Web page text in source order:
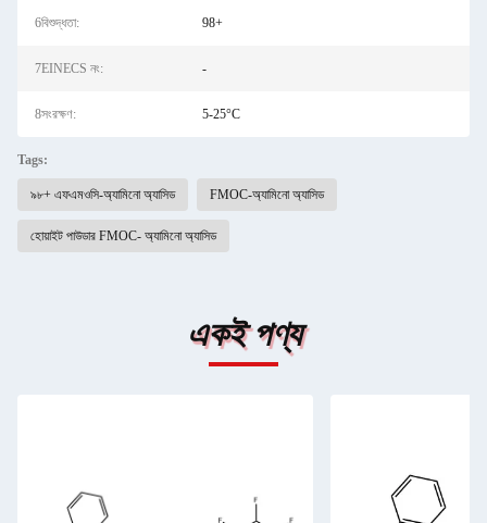
6বিশুদ্ধতা: 98+
7EINECS নং: -
8সংরক্ষণ: 5-25°C
Tags:
৯৮+ এফএমওসি-অ্যামিনো অ্যাসিড FMOC-অ্যামিনো অ্যাসিড
হোয়াইট পাউডার FMOC- অ্যামিনো অ্যাসিড
একই পণ্য